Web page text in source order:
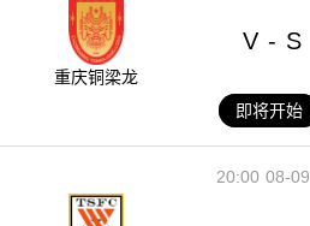
重庆铜梁龙
V - S
即将开始
08-09
20:00